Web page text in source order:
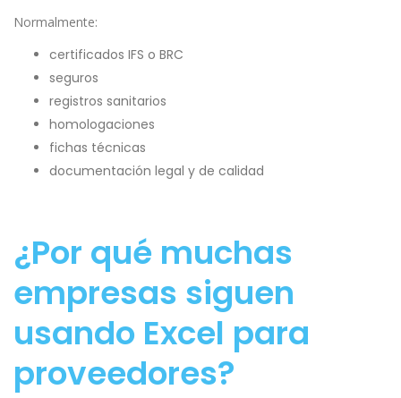
Normalmente:
certificados IFS o BRC
seguros
registros sanitarios
homologaciones
fichas técnicas
documentación legal y de calidad
¿Por qué muchas
empresas siguen
usando Excel para
proveedores?